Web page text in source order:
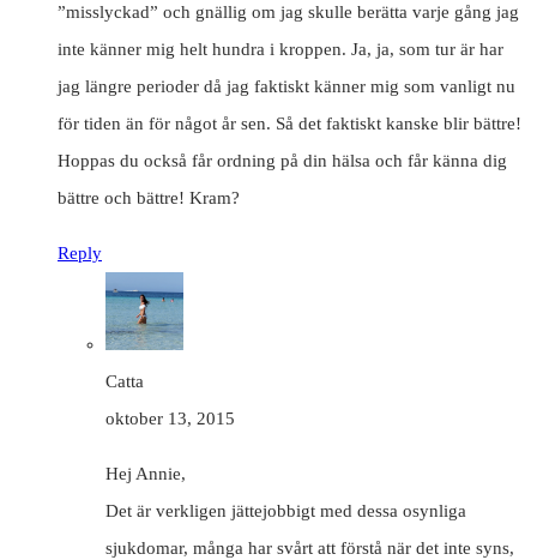
”misslyckad” och gnällig om jag skulle berätta varje gång jag
inte känner mig helt hundra i kroppen. Ja, ja, som tur är har
jag längre perioder då jag faktiskt känner mig som vanligt nu
för tiden än för något år sen. Så det faktiskt kanske blir bättre!
Hoppas du också får ordning på din hälsa och får känna dig
bättre och bättre! Kram?
Reply
Catta
oktober 13, 2015
Hej Annie,
Det är verkligen jättejobbigt med dessa osynliga
sjukdomar, många har svårt att förstå när det inte syns,